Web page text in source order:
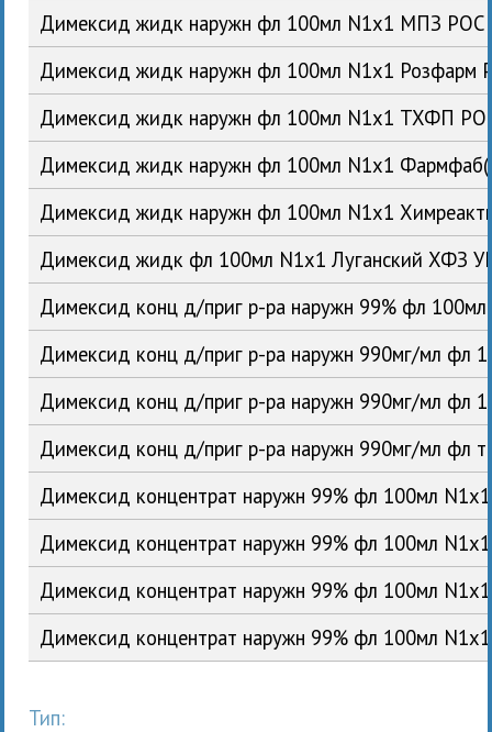
Димексид жидк наружн фл 100мл N1x1 МПЗ РОС
Димексид жидк наружн фл 100мл N1x1 Розфарм
Димексид жидк наружн фл 100мл N1x1 ТХФП
Димексид жидк наружн фл 100мл N1x1
Димексид жидк наружн фл 100мл N1x1
Димексид жидк фл 100мл N1x1 Луганский ХФЗ
Димексид конц д/приг р-ра наружн 99% фл
Димексид конц д/приг р-ра наружн 990мг/мл фл
Димексид конц д/приг р-ра наружн 990мг/мл фл
Димексид конц д/приг р-ра наружн 990мг/мл фл
Димексид концентрат наружн 99% фл 100мл
Димексид концентрат наружн 99% фл 100мл
Димексид концентрат наружн 99% фл 100мл
Димексид концентрат наружн 99% фл 100мл
Тип: